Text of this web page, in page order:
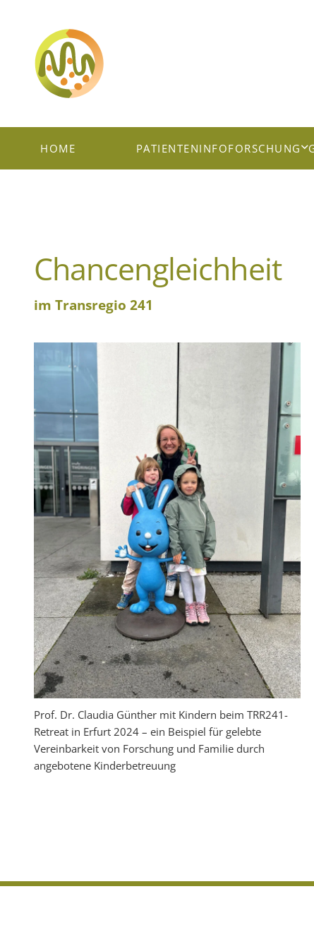
HOME PATIENTENINFOFORSCHUNG
Chancengleichheit
im Transregio 241
Prof. Dr. Claudia Günther mit Kindern beim TRR241-
Retreat in Erfurt 2024 – ein Beispiel für gelebte
Vereinbarkeit von Forschung und Familie durch
angebotene Kinderbetreuung